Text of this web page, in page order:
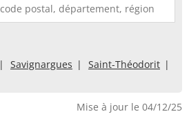
Savignargues
Saint-Théodorit
Mise à jour le 04/12/25